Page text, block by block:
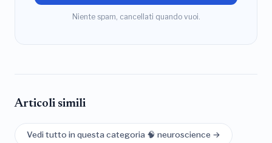
Niente spam, cancellati quando vuoi.
Articoli simili
Vedi tutto in questa categoria 🧠 neuroscience →